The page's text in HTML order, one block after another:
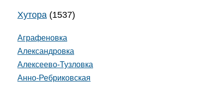
Хутора (1537)
Аграфеновка
Александровка
Алексеево-Тузловка
Анно-Ребриковская